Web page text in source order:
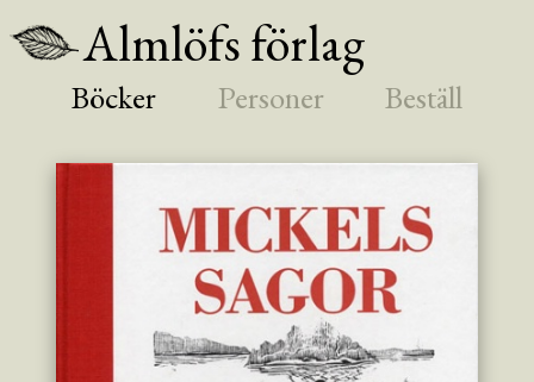
Almlöfs förlag
Böcker Personer Beställ